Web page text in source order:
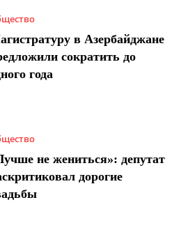
в Азербайджане
сократить до
года
не жениться»: депутат
дорогие